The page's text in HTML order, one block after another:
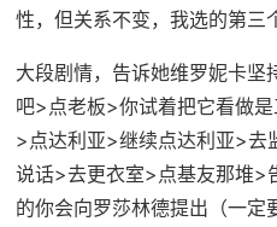
性，但关系不变，我选的第三
大段剧情，告诉她维罗妮卡
吧>点老板>你试着把它看做
>点达利亚>继续点达利亚>去
说话>去更衣室>点基友那堆>
的你会向罗莎林德提出（一定